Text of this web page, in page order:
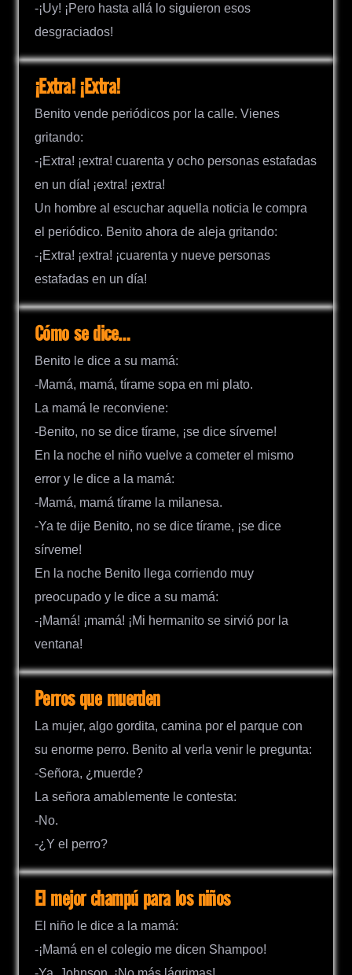
-¡Uy! ¡Pero hasta allá lo siguieron esos
desgraciados!
¡Extra! ¡Extra!
Benito vende periódicos por la calle. Vienes
gritando:
-¡Extra! ¡extra! cuarenta y ocho personas estafadas
en un día! ¡extra! ¡extra!
Un hombre al escuchar aquella noticia le compra
el periódico. Benito ahora de aleja gritando:
-¡Extra! ¡extra! ¡cuarenta y nueve personas
estafadas en un día!
Cómo se dice…
Benito le dice a su mamá:
-Mamá, mamá, tírame sopa en mi plato.
La mamá le reconviene:
-Benito, no se dice tírame, ¡se dice sírveme!
En la noche el niño vuelve a cometer el mismo
error y le dice a la mamá:
-Mamá, mamá tírame la milanesa.
-Ya te dije Benito, no se dice tírame, ¡se dice
sírveme!
En la noche Benito llega corriendo muy
preocupado y le dice a su mamá:
-¡Mamá! ¡mamá! ¡Mi hermanito se sirvió por la
ventana!
Perros que muerden
La mujer, algo gordita, camina por el parque con
su enorme perro. Benito al verla venir le pregunta:
-Señora, ¿muerde?
La señora amablemente le contesta:
-No.
-¿Y el perro?
El mejor champú para los niños
El niño le dice a la mamá:
-¡Mamá en el colegio me dicen Shampoo!